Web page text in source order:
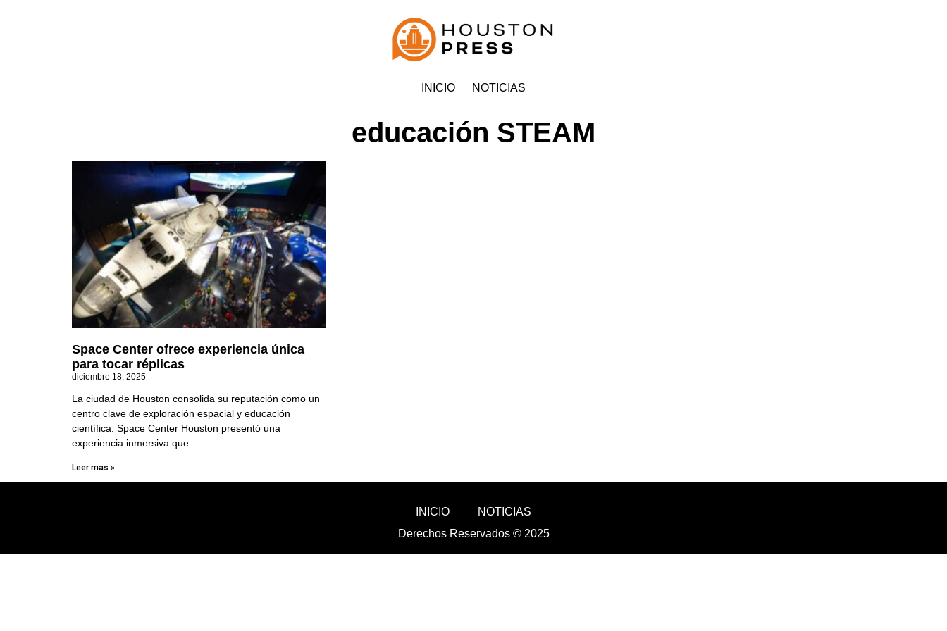
INICIO NOTICIAS
educación STEAM
Space Center ofrece experiencia única
para tocar réplicas
diciembre 18, 2025
La ciudad de Houston consolida su reputación como un
centro clave de exploración espacial y educación
científica. Space Center Houston presentó una
experiencia inmersiva que
Leer mas »
INICIO
NOTICIAS
Derechos Reservados © 2025